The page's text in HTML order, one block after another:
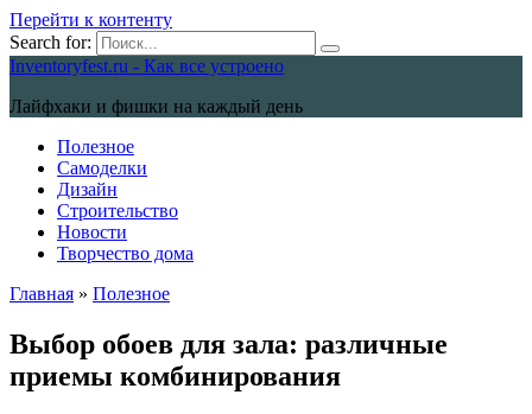
Перейти к контенту
Search for:
Inventoryfest.ru - Как все устроено
Лайфхаки и фишки на каждый день
Полезное
Самоделки
Дизайн
Строительство
Новости
Творчество дома
Главная » Полезное
Выбор обоев для зала: различные
приемы комбинирования